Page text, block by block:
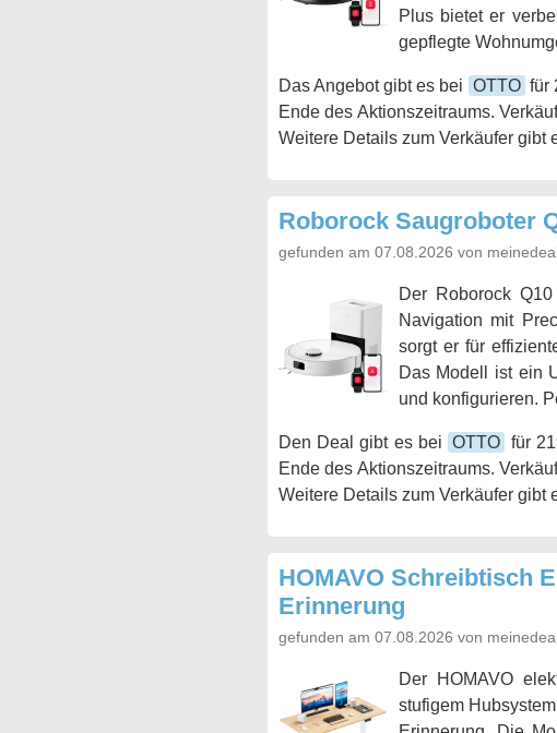
Plus bietet er
gepflegte
Das Angebot gibt es bei OTTO für
Ende des Aktionszeitraums.
Weitere Details zum Verkäufer gibt
Roborock Saugroboter
gefunden am 07.08.2026 von
Der Roborock
Navigation mit
sorgt er für
Das Modell ist ein
und konfigurieren.
Den Deal gibt es bei OTTO für
Ende des Aktionszeitraums.
Weitere Details zum Verkäufer gibt
HOMAVO Schreibtisch
Erinnerung
gefunden am 07.08.2026 von
Der HOMAVO
stufigem